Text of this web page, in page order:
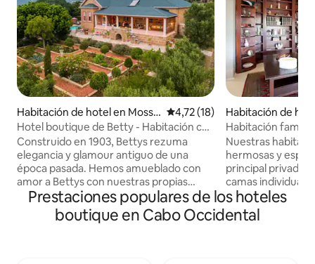
Habitación de hotel en Mosse
l Bay
Calificación promedio: 4,72 de
4,72 (18)
Hotel boutique de Betty - Habitación con
spa
Construido en 1903, Bettys rezuma
elegancia y glamour antiguo de una
época pasada. Hemos amueblado con
amor a Bettys con nuestras propias
antigüedades y tesoros personales de
Inglaterra, por lo que realmente es un
hogar lejos de casa. Tenemos increíbles
Habitación de
Habitación
incluido
Nuestras
hermosas y
principal privado
camas
equipada con
microondas y
de inicio de
Prestaciones populares de los hoteles
boutique en Cabo Occidental